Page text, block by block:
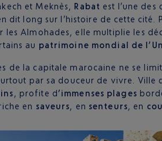
et Meknès, Rabat est l’une des
dit long sur l’histoire de cette cité.
les Almohades, elle multiplie les
au patrimoine mondial de
de la capitale marocaine ne se
par sa douceur de vivre. Ville
, profite d’immenses plages
en saveurs, en senteurs, en